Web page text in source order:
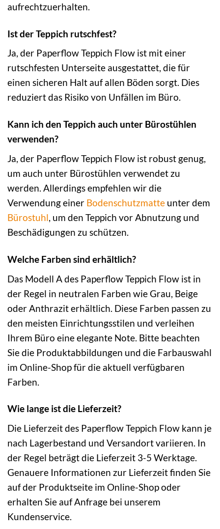
aufrechtzuerhalten.
Ist der Teppich rutschfest?
Ja, der Paperflow Teppich Flow ist mit einer
rutschfesten Unterseite ausgestattet, die für
einen sicheren Halt auf allen Böden sorgt. Dies
reduziert das Risiko von Unfällen im Büro.
Kann ich den Teppich auch unter Bürostühlen
verwenden?
Ja, der Paperflow Teppich Flow ist robust genug,
um auch unter Bürostühlen verwendet zu
werden. Allerdings empfehlen wir die
Verwendung einer Bodenschutzmatte unter dem
Bürostuhl, um den Teppich vor Abnutzung und
Beschädigungen zu schützen.
Welche Farben sind erhältlich?
Das Modell A des Paperflow Teppich Flow ist in
der Regel in neutralen Farben wie Grau, Beige
oder Anthrazit erhältlich. Diese Farben passen zu
den meisten Einrichtungsstilen und verleihen
Ihrem Büro eine elegante Note. Bitte beachten
Sie die Produktabbildungen und die Farbauswahl
im Online-Shop für die aktuell verfügbaren
Farben.
Wie lange ist die Lieferzeit?
Die Lieferzeit des Paperflow Teppich Flow kann je
nach Lagerbestand und Versandort variieren. In
der Regel beträgt die Lieferzeit 3-5 Werktage.
Genauere Informationen zur Lieferzeit finden Sie
auf der Produktseite im Online-Shop oder
erhalten Sie auf Anfrage bei unserem
Kundenservice.